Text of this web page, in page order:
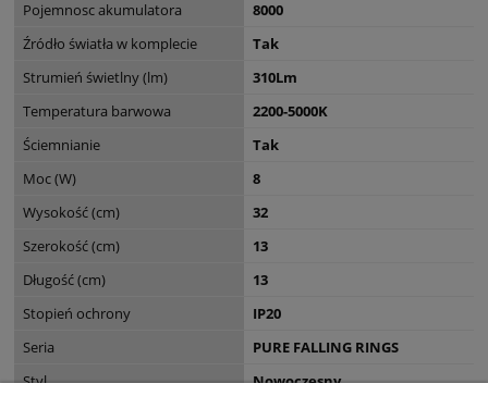
Pojemnosc akumulatora
8000
Źródło światła w komplecie
Tak
Strumień świetlny (lm)
310Lm
Temperatura barwowa
2200-5000K
Ściemnianie
Tak
Moc (W)
8
Wysokość (cm)
32
Szerokość (cm)
13
Długość (cm)
13
Stopień ochrony
IP20
Seria
PURE FALLING RINGS
Styl
Nowoczesny